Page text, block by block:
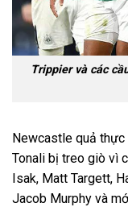
Trippier và các
Newcastle quả thực
Tonali bị treo giò vì
Isak, Matt Targett,
Jacob Murphy và